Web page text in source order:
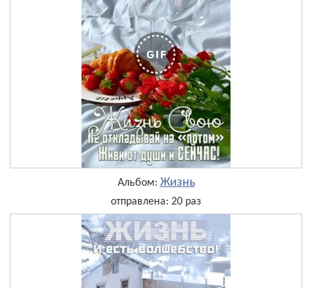
Альбом: Жизнь
отправлена: 20 раз